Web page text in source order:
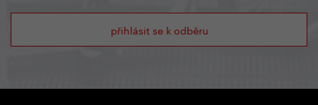
přihlásit se k odběru